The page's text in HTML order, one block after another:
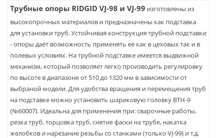
Трубные опоры RIDGID VJ-98 и VJ-99 изготовлены из
высокопрочных материалов и предназначены как подставка
для установки труб. Устойчивая конструкция трубной подставки
- опоры даёт возможность применять её как в цеховых так и в
полевых условиях. На трубной подставке имеется выдвижной
механизм, который позволяет легко производить регулировку
по высоте в диапазоне от 510 до 1320 мм в зависимости от
выбраной модели. Для удобства вращения и перемещения труб
на подставке можно установить шариковую головку BTH-9
(№60007). Идеальна для применения при: сварочные работы,
резка труб, торцовка труб, снятие фаски на трубе, накатка
желобков и нарезание резьбы со станками (только VJ-99) и т.д.